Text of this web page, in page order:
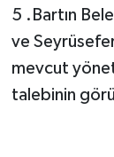
5 .Bartın
ve
mevcut
talebinin